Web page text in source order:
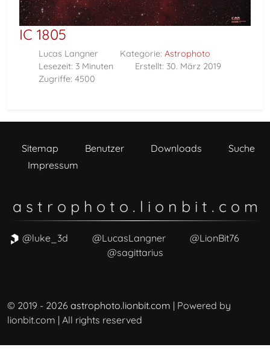
IC 1805
Lucas Langner Kategorie: Astrophoto
Lesezeit: 3 Minuten
Erstellt: 30. März 2019
Zugriffe: 4500
Sitemap Benutzer Downloads
Suche
Impressum
a s t r o p h o t o . l i o n b i t . c o m
@luke_3d @LucasLangner
@LionBit76
@sagittarius
© 2019 - 2026 astrophoto.lionbit.com | Powered by
lionbit.com | All rights reserved